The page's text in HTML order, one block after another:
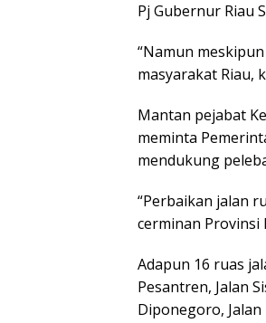
Pj Gubernur Riau
“Namun
masyarakat Riau,
Mantan pejabat
meminta
mendukung
“Perbaikan jalan
cerminan Provinsi
Adapun 16 ruas
Pesantren, Jalan
Diponegoro,